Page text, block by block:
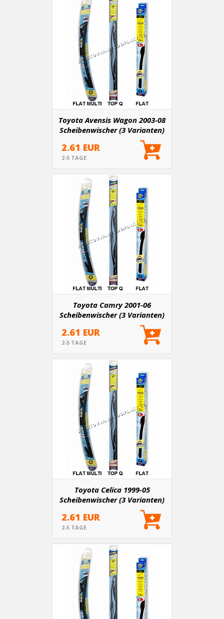
Toyota Avensis Wagon 2003-08
Scheibenwischer (3 Varianten)
2.61 EUR
2-5 TAGE
Toyota Camry 2001-06
Scheibenwischer (3 Varianten)
2.61 EUR
2-5 TAGE
Toyota Celica 1999-05
Scheibenwischer (3 Varianten)
2.61 EUR
2-5 TAGE